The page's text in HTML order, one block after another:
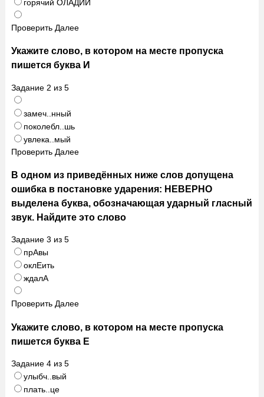
горячий ОЛАДИЙ
Проверить Далее
Укажите слово, в котором на месте пропуска
пишется буква И
Задание 2 из 5
замеч..нный
поколебл..шь
увлека..мый
Проверить Далее
В одном из приведённых ниже слов допущена
ошибка в постановке ударения: НЕВЕРНО
выделена буква, обозначающая ударный гласный
звук. Найдите это слово
Задание 3 из 5
прАвы
оклЕить
ждалА
Проверить Далее
Укажите слово, в котором на месте пропуска
пишется буква Е
Задание 4из 5
улыбч..вый
плать..це